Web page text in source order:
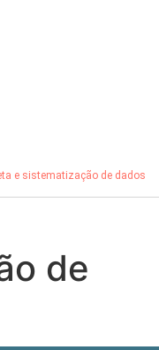
e sistematização de dados
de